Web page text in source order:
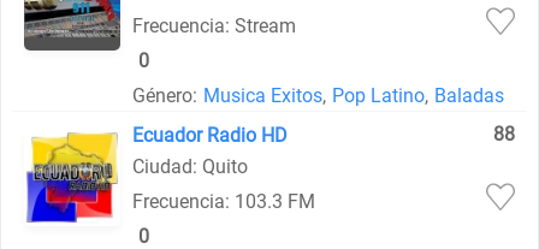
Frecuencia: Stream
0
Género: Musica Exitos, Pop Latino, Baladas
Ecuador Radio HD
88
Ciudad: Quito
Frecuencia: 103.3 FM
0